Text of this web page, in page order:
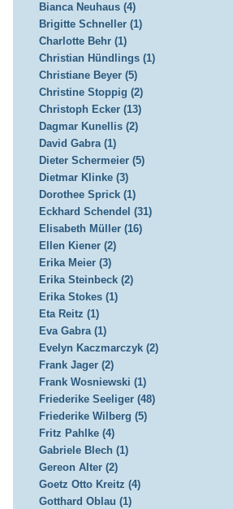
Bianca Neuhaus (4)
Brigitte Schneller (1)
Charlotte Behr (1)
Christian Hündlings (1)
Christiane Beyer (5)
Christine Stoppig (2)
Christoph Ecker (13)
Dagmar Kunellis (2)
David Gabra (1)
Dieter Schermeier (5)
Dietmar Klinke (3)
Dorothee Sprick (1)
Eckhard Schendel (31)
Elisabeth Müller (16)
Ellen Kiener (2)
Erika Meier (3)
Erika Steinbeck (2)
Erika Stokes (1)
Eta Reitz (1)
Eva Gabra (1)
Evelyn Kaczmarczyk (2)
Frank Jager (2)
Frank Wosniewski (1)
Friederike Seeliger (48)
Friederike Wilberg (5)
Fritz Pahlke (4)
Gabriele Blech (1)
Gereon Alter (2)
Goetz Otto Kreitz (4)
Gotthard Oblau (1)